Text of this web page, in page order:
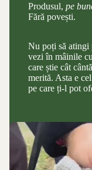
Produsul, pe
Fără povești.
Nu poți să atingi
vezi în mâinile
care știe cât
merită. Asta e
pe care ți-l pot